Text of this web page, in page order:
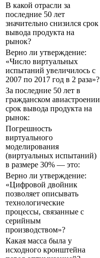
В какой отрасли за
последние 50 лет
значительно снизился срок
вывода продукта на
рынок?
Верно ли утверждение:
«Число виртуальных
испытаний увеличилось с
2007 по 2017 год в 2 раза»?
За последние 50 лет в
гражданском авиастроении
срок вывода продукта на
рынок:
Погрешность
виртуального
моделирования
(виртуальных испытаний)
в размере 30% — это:
Верно ли утверждение:
«Цифровой двойник
позволяет описывать
технологические
процессы, связанные с
серийным
производством»?
Какая масса была у
исходного кронштейна